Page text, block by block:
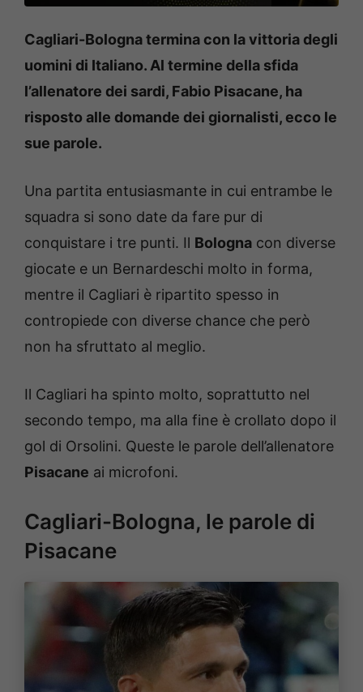
Cagliari-Bologna termina con la vittoria degli
uomini di Italiano. Al termine della sfida
l’allenatore dei sardi, Fabio Pisacane, ha
risposto alle domande dei giornalisti, ecco le
sue parole.
Una partita entusiasmante in cui entrambe le
squadra si sono date da fare pur di
conquistare i tre punti. Il Bologna con diverse
giocate e un Bernardeschi molto in forma,
mentre il Cagliari è ripartito spesso in
contropiede con diverse chance che però
non ha sfruttato al meglio.
Il Cagliari ha spinto molto, soprattutto nel
secondo tempo, ma alla fine è crollato dopo il
gol di Orsolini. Queste le parole dell’allenatore
Pisacane ai microfoni.
Cagliari-Bologna, le parole di
Pisacane